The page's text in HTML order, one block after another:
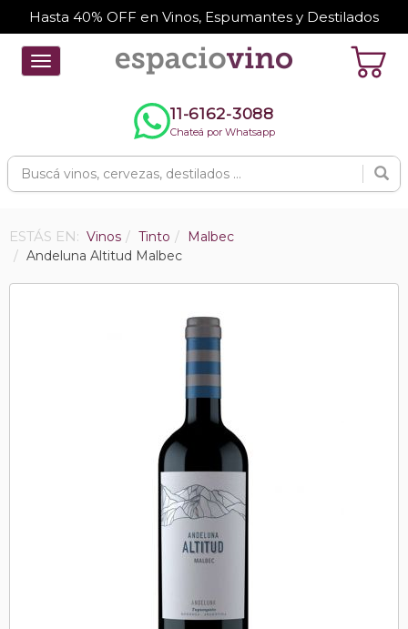
Hasta 40% OFF en Vinos, Espumantes y Destilados
Toggle
navigation
11-6162-3088
Chateá por Whatsapp
ESTÁS EN: Vinos Tinto
Malbec
Andeluna Altitud Malbec